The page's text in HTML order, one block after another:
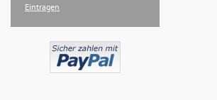
Eintragen